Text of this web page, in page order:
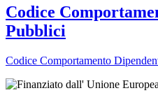
Codice
Pubblici
Codice Comportamento